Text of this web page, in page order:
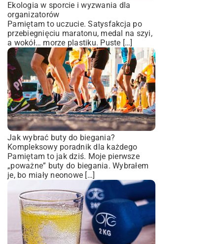
Ekologia w sporcie i wyzwania dla
organizatorów
Pamiętam to uczucie. Satysfakcja po
przebiegnięciu maratonu, medal na szyi,
a wokół… morze plastiku. Puste […]
Jak wybrać buty do biegania?
Kompleksowy poradnik dla każdego
Pamiętam to jak dziś. Moje pierwsze
„poważne” buty do biegania. Wybrałem
je, bo miały neonowe […]